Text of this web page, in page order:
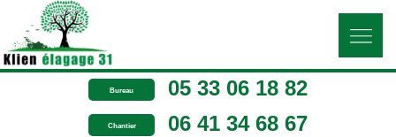
Bureau 05 33 06 18 82
Chantier 06 41 34 68 67